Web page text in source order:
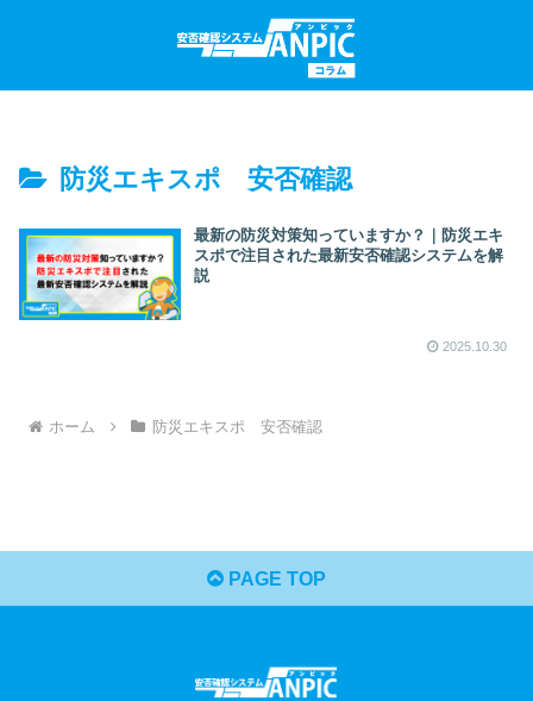
防災エキスポ 安否確認
最新の防災対策知っていますか？｜防災エキ
スポで注目された最新安否確認システムを解
説
2025.10.30
ホーム 防災エキスポ 安否確認
PAGE TOP